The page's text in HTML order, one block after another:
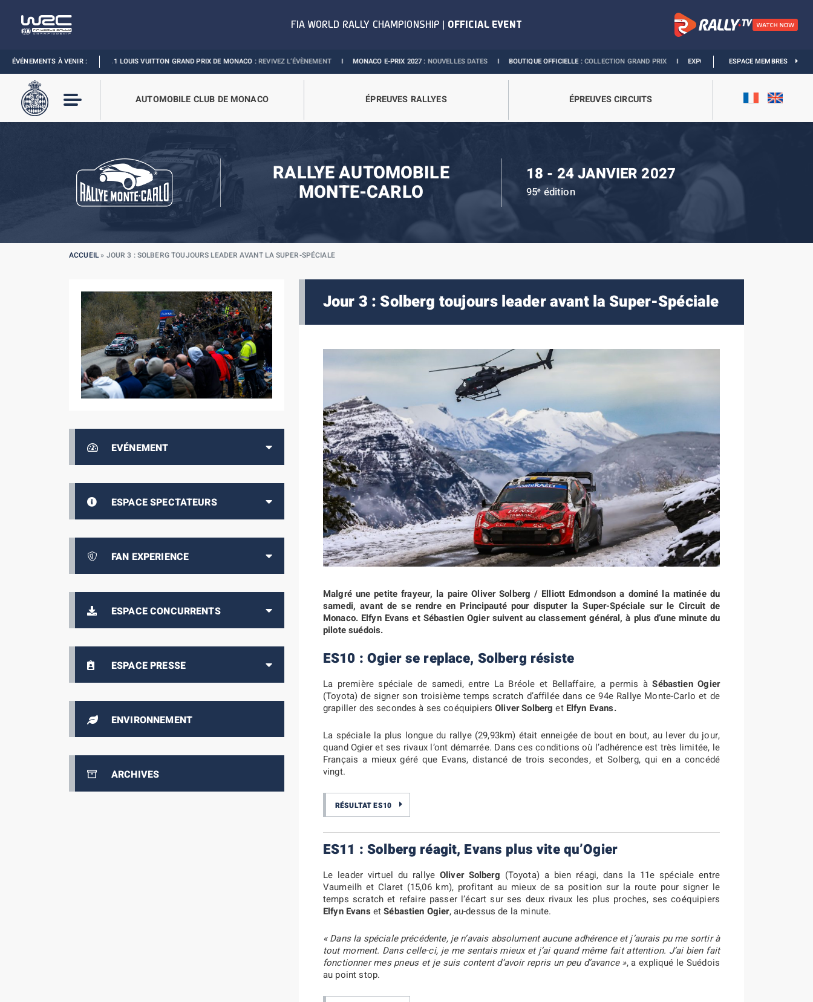
ÉVÉNEMENTS À VENIR :
FORMULA 1 LOUIS VUITTON GRAND PRIX DE MONACO :REVIVEZ L’ÉVÈNEMENTIMONACO E-PRIX 2027 :NOUVELLES DATES IBOUTIQUE OFFICIELLE :COLLECTION GRAND PRIXI EXPOSITION MONACO & L’AUTOMOBILE :DÉCOUVREZ
ESPACE MEMBRES
AUTOMOBILE CLUB DE MONACO ÉPREUVES RALLYES ÉPREUVES CIRCUITS
RALLYE AUTOMOBILE
MONTE-CARLO
18 - 24 JANVIER 2027
95e édition
ACCUEIL» JOUR 3 : SOLBERG TOUJOURS LEADER AVANT LA SUPER-SPÉCIALE
EVÉNEMENT
ESPACE SPECTATEURS
FAN EXPERIENCE
ESPACE CONCURRENTS
ESPACE PRESSE
ENVIRONNEMENT
ARCHIVES
Jour 3 : Solberg toujours leader avant la Super-Spéciale
Malgré une petite frayeur, la paire Oliver Solberg / Elliott Edmondson a dominé la matinée du
samedi, avant de se rendre en Principauté pour disputer la Super-Spéciale sur le Circuit de
Monaco. Elfyn Evans et Sébastien Ogier suivent au classement général, à plus d’une minute du
pilote suédois.
ES10 : Ogier se replace, Solberg résiste
La première spéciale de samedi, entre La Bréole et Bellaffaire, a permis àSébastien Ogier
(Toyota) de signer son troisième temps scratch d’affilée dans ce 94e Rallye Monte-Carlo et de
grapiller des secondes à ses coéquipiersOliver Solberg et Elfyn Evans.
La spéciale la plus longue du rallye (29,93km) était enneigée de bout en bout, au lever du jour,
quand Ogier et ses rivaux l’ont démarrée. Dans ces conditions où l’adhérence est très limitée, le
Français a mieux géré que Evans, distancé de trois secondes, et Solberg, qui en a concédé
vingt.
RÉSULTAT ES10
ES11 : Solberg réagit, Evans plus vite qu’Ogier
Le leader virtuel du rallye Oliver Solberg (Toyota) a bien réagi, dans la 11e spéciale entre
Vaumeilh et Claret (15,06 km), profitant au mieux de sa position sur la route pour signer le
temps scratch et refaire passer l’écart sur ses deux rivaux les plus proches, ses coéquipiers
Elfyn EvansetSébastien Ogier, au-dessus de la minute.
« Dans la spéciale précédente, je n’avais absolument aucune adhérence et j’aurais pu me sortir à
tout moment. Dans celle-ci, je me sentais mieux et j’ai quand même fait attention. J’ai bien fait
fonctionner mes pneus et je suis content d’avoir repris un peu d’avance », a expliqué le Suédois
au point stop.